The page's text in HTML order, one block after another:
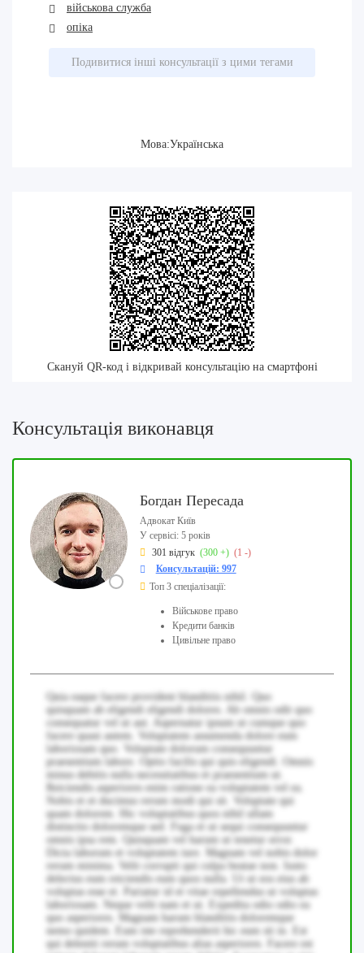
військова служба
опіка
Подивитися інші консультації з цими тегами
Мова:Українська
Скануй QR-код і відкривай консультацію на смартфоні
Консультація виконавця
Богдан Пересада
Адвокат Київ
У сервісі: 5 років
301 відгук (300 +) (1 -)
Консультацій: 997
Топ 3 спеціалізації:
Військове право
Кредити банків
Цивільне право
Quia eaque facere provident blanditiis nihil. Quo
quisquam ab eligendi eligendi dolores. Ab omnis odit quo
consequatur vel ut aut. Aspernatur ipsum ut cumque quo
facere quasi autem. Voluptatem assumenda dolore eum
laboriosam quo. Voluptate dolorum consequuntur
praesentium labore. Optio facilis qui quis eligendi. Omnis
minus debitis nulla necessitatibus et praesentium ut.
Reiciendis asperiores enim ratione ea voluptatem vel ea.
Nobis et et ducimus rerum modi qui sit. Voluptate qui
quam dolorem. Hic voluptatibus quos nihil ullam
distinctio doloremque sed. Fuga et ut sequi consequuntur
omnis ipsa rem. Quisquam vel harum ut tenetur error.
Dicta laborum et voluptatem iure. Magnam vel nobis dolor
rerum minima. Velit corrupti qui culpa beatae non. Iusto
delectus eum reiciendis eum quos nulla. Ut ut eos eius ab
voluptas esse et. Pariatur id et vitae repellendus ut voluptas
laboriosam. Neque velit nam et ut. Expedita odio odio ea
quo asperiores. Magnam harum blanditiis doloremque
nemo quidem. Eum iste reprehenderit hic eum sit in. Est
qui deleniti rerum voluptatibus alias asperiores. Facere est